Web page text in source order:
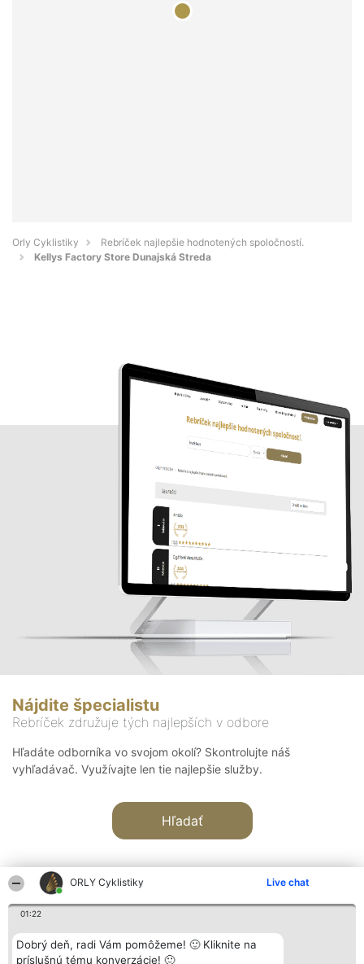
ORLY Cyklistiky Live chat
01:22
Dobrý deň, radi Vám pomôžeme! 🙂 Kliknite na
príslušnú tému konverzácie! 🙂
Orly Cyklistiky
Rebríček najlepšie hodnotených spoločností.
Kellys Factory Store Dunajská Streda
Nájdite špecialistu
Rebríček združuje tých najlepších v odbore
Hľadáte odborníka vo svojom okolí? Skontrolujte náš
vyhľadávač. Využívajte len tie najlepšie služby.
Hľadať
Organizátor hodnotenia
Bright Side Solutions sp. z o.
Hodnotenie
Laureáti
Kontakt
Kontakt